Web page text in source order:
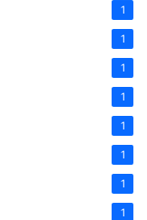
1
1
1
1
1
1
1
1